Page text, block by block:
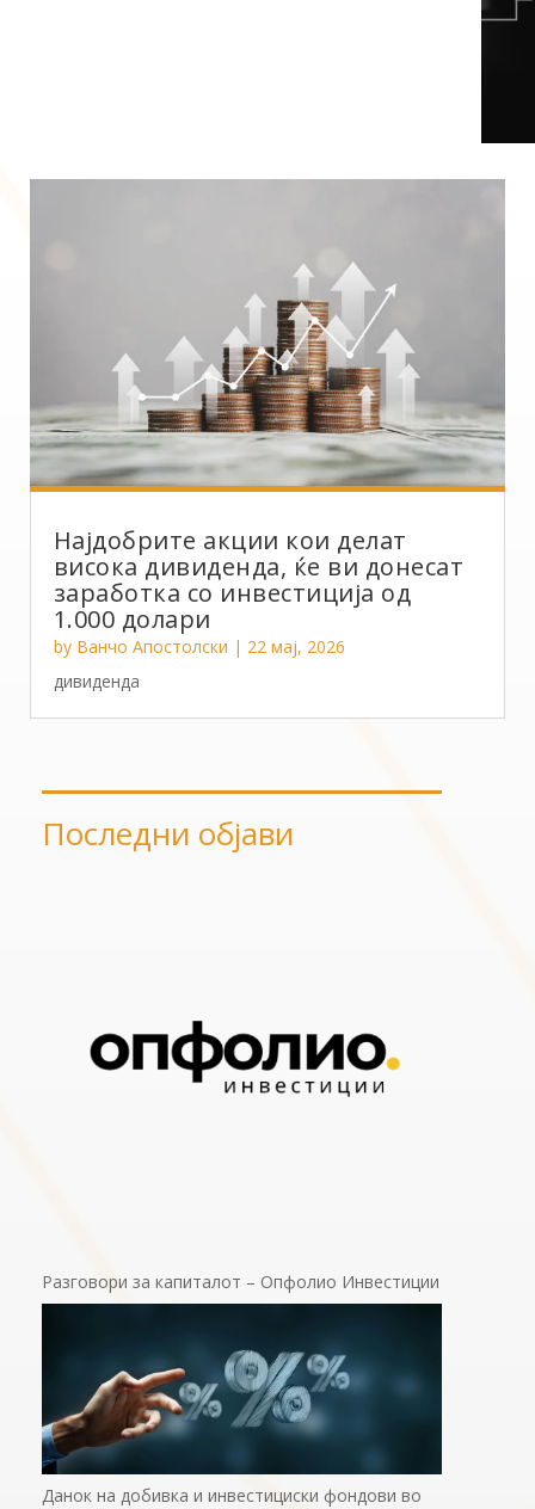
Најдобрите акции кои делат
висока дивиденда, ќе ви донесат
заработка со инвестиција од
1.000 долари
by Ванчо Апостолски | 22 мај, 2026
дивиденда
Последни објави
Разговори за капиталот – Опфолио Инвестиции
Данок на добивка и инвестициски фондови во